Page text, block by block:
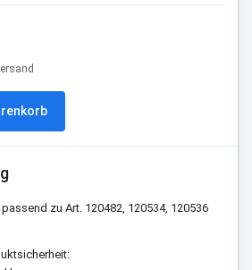
zu Art. 120482, 120534, 120536